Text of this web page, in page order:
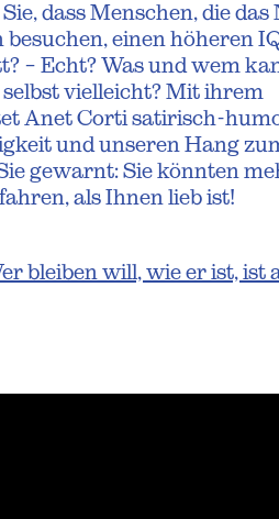
dass Menschen, die das
einen höheren
– Echt? Was und wem
vielleicht? Mit ihrem
Anet Corti satirisch-
und unseren Hang
gewarnt: Sie könnten
als Ihnen lieb ist!
bleiben will, wie er ist, ist